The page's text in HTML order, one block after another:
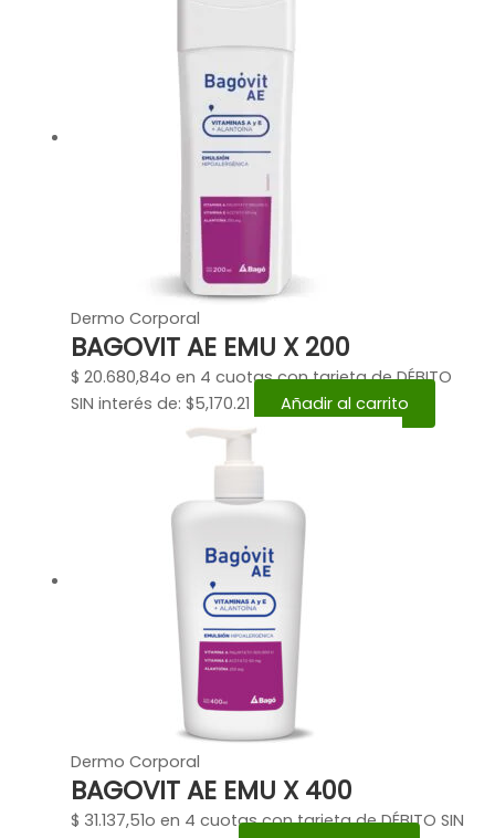
Dermo Corporal
BAGOVIT AE EMU X 200
$ 20.680,84o en 4 cuotas con tarjeta de DÉBITO
SIN interés de: $5,170.21
Añadir al carrito
Dermo Corporal
BAGOVIT AE EMU X 400
$ 31.137,51o en 4 cuotas con tarjeta de DÉBITO SIN